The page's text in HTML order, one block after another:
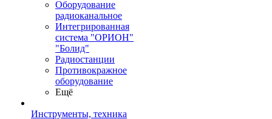
Оборудование
радиоканальное
Интегрированная
система "ОРИОН"
"Болид"
Радиостанции
Противокражное
оборудование
Ещё
Инструменты, техника